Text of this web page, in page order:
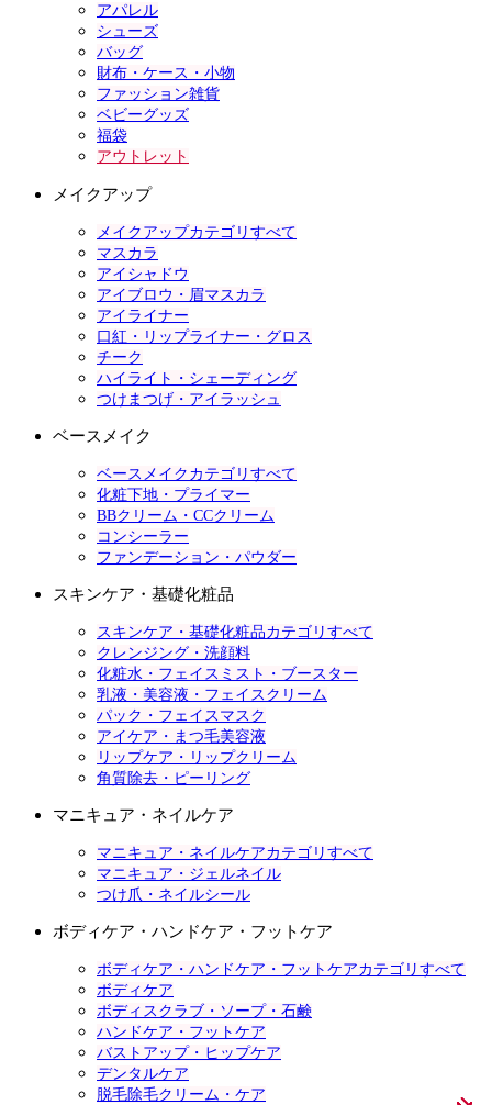
アパレル
シューズ
バッグ
財布・ケース・小物
ファッション雑貨
ベビーグッズ
福袋
アウトレット
メイクアップ
メイクアップカテゴリすべて
マスカラ
アイシャドウ
アイブロウ・眉マスカラ
アイライナー
口紅・リップライナー・グロス
チーク
ハイライト・シェーディング
つけまつげ・アイラッシュ
ベースメイク
ベースメイクカテゴリすべて
化粧下地・プライマー
BBクリーム・CCクリーム
コンシーラー
ファンデーション・パウダー
スキンケア・基礎化粧品
スキンケア・基礎化粧品カテゴリすべて
クレンジング・洗顔料
化粧水・フェイスミスト・ブースター
乳液・美容液・フェイスクリーム
パック・フェイスマスク
アイケア・まつ毛美容液
リップケア・リップクリーム
角質除去・ピーリング
マニキュア・ネイルケア
マニキュア・ネイルケアカテゴリすべて
マニキュア・ジェルネイル
つけ爪・ネイルシール
ボディケア・ハンドケア・フットケア
ボディケア・ハンドケア・フットケアカテゴリすべて
ボディケア
ボディスクラブ・ソープ・石鹸
ハンドケア・フットケア
バストアップ・ヒップケア
デンタルケア
脱毛除毛クリーム・ケア